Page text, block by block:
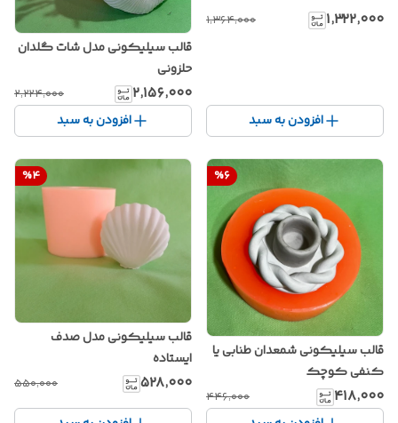
۱٬۳۲۲٬۰۰۰ ۱٬۳۶۴٬۰۰۰
افزودن به سبد
قالب سیلیکونی مدل شات گلدان
حلزونی
۲٬۱۵۶٬۰۰۰ ۲٬۲۲۴٬۰۰۰
افزودن به سبد
%6
قالب سیلیکونی شمعدان طنابی یا
کنفی کوچک
۴۱۸٬۰۰۰ ۴۴۶٬۰۰۰
%4
قالب سیلیکونی مدل صدف
ایستاده
۵۲۸٬۰۰۰ ۵۵۰٬۰۰۰